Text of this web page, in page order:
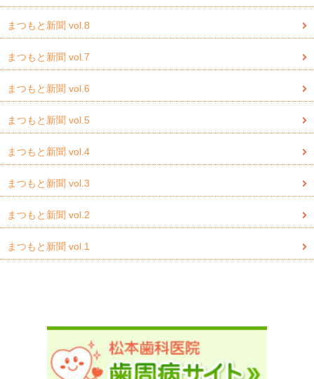
まつもと新聞 vol.8
まつもと新聞 vol.7
まつもと新聞 vol.6
まつもと新聞 vol.5
まつもと新聞 vol.4
まつもと新聞 vol.3
まつもと新聞 vol.2
まつもと新聞 vol.1